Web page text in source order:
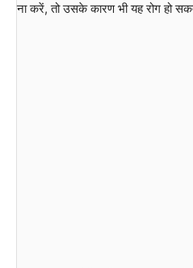
ना करें, तो उसके कारण भी यह रोग हो